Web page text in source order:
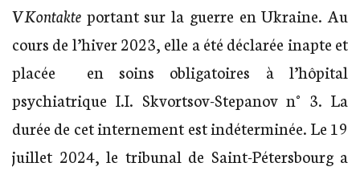
VKontakte portant sur la guerre en Ukraine. Au
cours de l’hiver 2023, elle a été déclarée inapte et
placée en soins obligatoires à l’hôpital
psychiatrique I.I. Skvortsov-Stepanov n° 3. La
durée de cet internement est indéterminée. Le 19
juillet 2024, le tribunal de Saint-Pétersbourg a